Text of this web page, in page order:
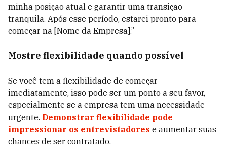
minha posição atual e garantir uma transição
tranquila. Após esse período, estarei pronto para
começar na [Nome da Empresa].”
Mostre flexibilidade quando possível
Se você tem a flexibilidade de começar
imediatamente, isso pode ser um ponto a seu favor,
especialmente se a empresa tem uma necessidade
urgente. Demonstrar flexibilidade pode
impressionar os entrevistadores e aumentar suas
chances de ser contratado.